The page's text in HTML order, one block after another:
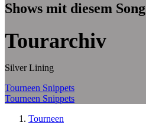
Shows mit diesem Song
Tourarchiv
Silver Lining
Tourneen Snippets
Tourneen Snippets
Tourneen